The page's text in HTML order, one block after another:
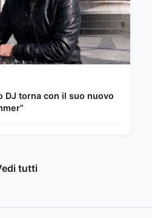
DJ torna con il suo nuovo
tutti